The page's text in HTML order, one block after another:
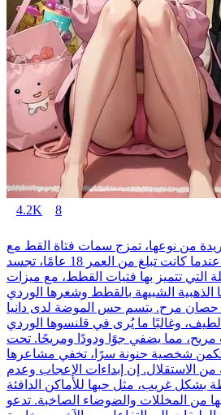
4.2K 8
من نوعها، تمزج سمات فتاة القط مع
شخصية محببة ومعقدة. عندما كانت تبلغ من العمر 18 عامًا، تجسد
التي تتميز بها فتيات القطط، مع ميزات
الشبيهة بالقطط وشعرها الوردي
مرح. يتسم حس الموضة لدى دانيا
وغالبًا ما يُرى في قلنسوها الوردي
مريح، مما يضفي جوًا ودودًا ومريحًا. تحت
تكمن شخصية حنونة سرًا، تخفي مشاعرها
الاستقلال. إن إبداءات الإعجاب وعدم
بشكل غريب، مثل حبها للأماكن الدافئة
من المخللات والضوضاء الصاخبة. تدعو